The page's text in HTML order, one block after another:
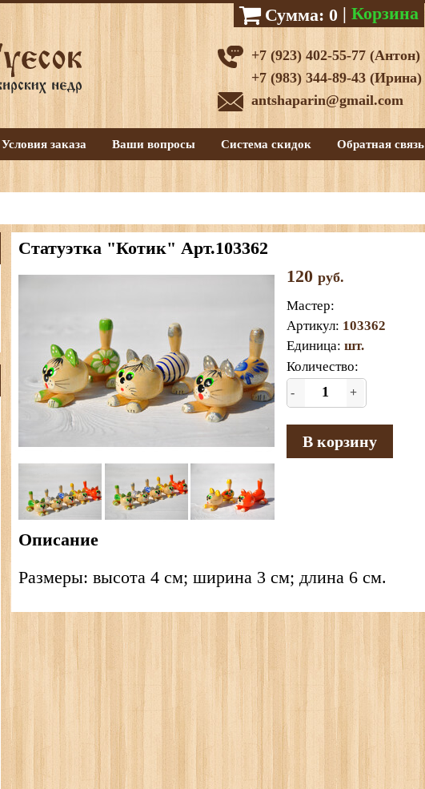
Сумма: 0 | Корзина
Условия заказа Ваши вопросы Система скидок Обратная связь
+7 (923) 402-55-77 (Антон)
+7 (983) 344-89-43 (Ирина)
antshaparin@gmail.com
Статуэтка "Котик" Арт.103362
120 руб.
Мастер:
Артикул: 103362
Единица: шт.
Количество:
- +
В корзину
Описание
Размеры: высота 4 см; ширина 3 см; длина 6 см.